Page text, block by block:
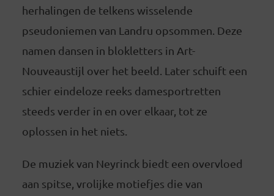
herhalingen de telkens wisselende
pseudoniemen van Landru opsommen. Deze
namen dansen in blokletters in Art-
Nouveaustijl over het beeld. Later schuift een
schier eindeloze reeks damesportretten
steeds verder in en over elkaar, tot ze
oplossen in het niets.
De muziek van Neyrinck biedt een overvloed
aan spitse, vrolijke motiefjes die van